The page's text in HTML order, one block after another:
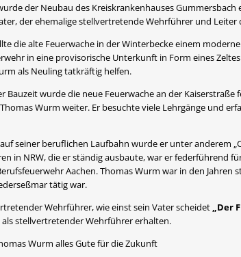
der Neubau des Kreiskrankenhauses
der ehemalige stellvertretende Wehrführer und Leiter
die alte Feuerwache in der Winterbecke einem
in eine provisorische Unterkunft in Form eines
als Neuling tatkräftig helfen.
Bauzeit wurde die neue Feuerwache an der
Wurm weiter. Er besuchte viele Lehrgänge und
seiner beruflichen Laufbahn wurde er unter anderem
in NRW, die er ständig ausbaute, war er federführend
Aachen. Thomas Wurm war in den
tätig war.
Wehrführer, wie einst sein Vater scheidet
„Der
stellvertretender Wehrführer erhalten.
Wurm alles Gute für die Zukunft